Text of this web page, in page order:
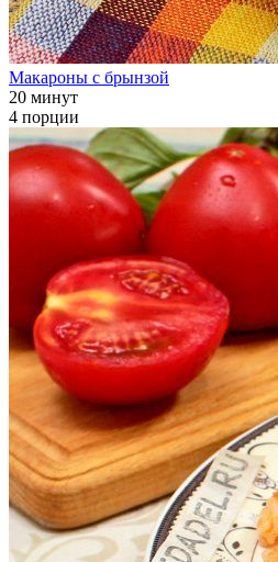
Макароны с брынзой
20 минут
4 порции